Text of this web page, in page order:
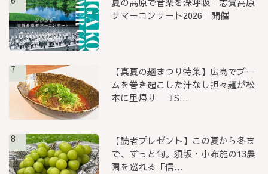
サマーコンサート2026」開催
7
【真夏の麺まつり特集】広島でブー
ムを巻き起こした汁なし担々麺が松
本に里帰り 『S...
8
【読者プレゼント】この夏から冬ま
で、ずっと旬。須坂・小布施の13農
園を巡れる「信...